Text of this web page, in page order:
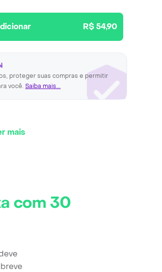
R$ 54,90
proteger suas compras e permitir
você. Saiba mais...
mais
com 30